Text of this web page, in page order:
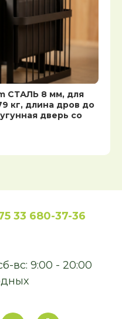
СТАЛЬ 8 мм, для
кг, длина дров до
дверь со
33 680-37-36
вс: 9:00 - 20:00